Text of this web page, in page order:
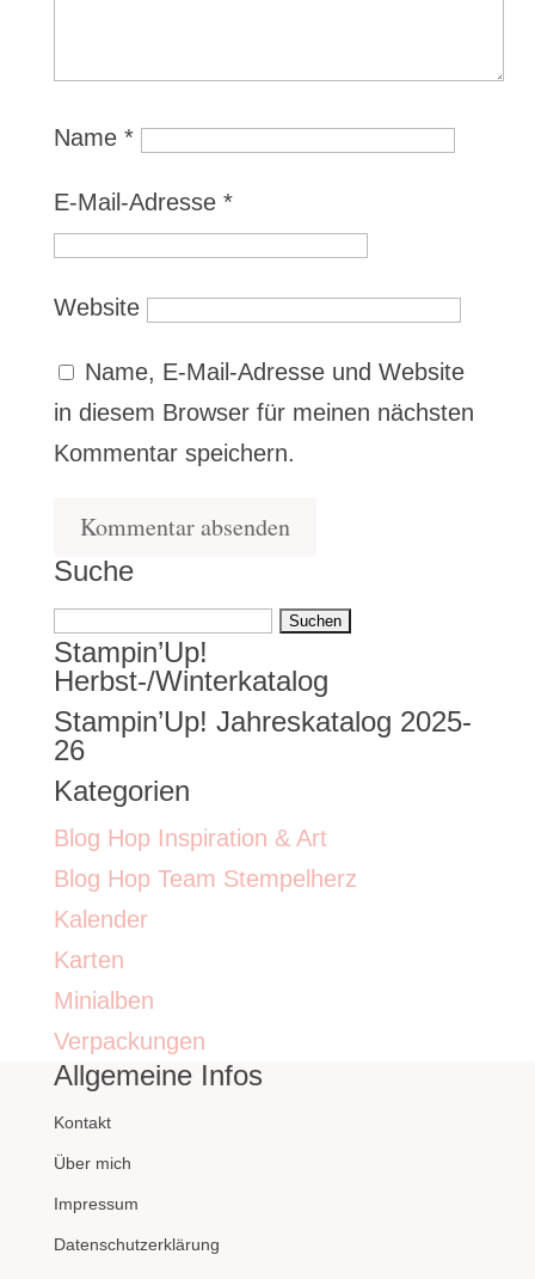
Name *
E-Mail-Adresse *
Website
Name, E-Mail-Adresse und Website
in diesem Browser für meinen nächsten
Kommentar speichern.
Suche
Suchen
nach:
Stampin’Up!
Herbst-/Winterkatalog
Stampin’Up! Jahreskatalog 2025-
26
Kategorien
Blog Hop Inspiration & Art
Blog Hop Team Stempelherz
Kalender
Karten
Minialben
Verpackungen
Allgemeine Infos
Kontakt
Über mich
Impressum
Datenschutzerklärung